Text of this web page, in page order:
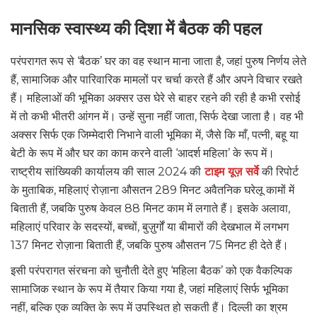
मानसिक स्वास्थ्य की दिशा में बैठक की पहल
परंपरागत रूप से ‘बैठक’ घर का वह स्थान माना जाता है, जहां पुरुष निर्णय लेते
हैं, सामाजिक और पारिवारिक मामलों पर चर्चा करते हैं और अपने विचार रखते
हैं। महिलाओं की भूमिका अक्सर उस घेरे से बाहर रहने की रही है कभी रसोई
में तो कभी भीतरी आंगन में। उन्हें सुना नहीं जाता, सिर्फ देखा जाता है। वह भी
अक्सर सिर्फ एक जिम्मेदारी निभाने वाली भूमिका में, जैसे कि माँ, पत्नी, बहू या
बेटी के रूप में और घर का काम करने वाली ‘आदर्श महिला’ के रूप में।
राष्ट्रीय सांख्यिकी कार्यालय की साल 2024 की टाइम यूज़ सर्वेकी रिपोर्ट
के मुताबिक, महिलाएं रोज़ाना औसतन 289 मिनट अवैतनिक घरेलू कामों में
बिताती हैं, जबकि पुरुष केवल 88 मिनट काम में लगाते हैं। इसके अलावा,
महिलाएं परिवार के सदस्यों, बच्चों, बुज़ुर्गों या बीमारों की देखभाल में लगभग
137 मिनट रोज़ाना बिताती हैं, जबकि पुरुष औसतन 75 मिनट ही देते हैं।
इसी परंपरागत संरचना को चुनौती देते हुए ‘महिला बैठक’ को एक वैकल्पिक
सामाजिक स्थान के रूप में तैयार किया गया है, जहां महिलाएं सिर्फ भूमिका
नहीं, बल्कि एक व्यक्ति के रूप में उपस्थित हो सकती हैं। दिल्ली का श्रम